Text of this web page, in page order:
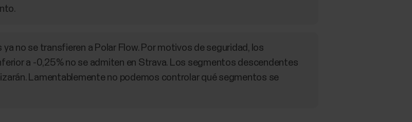
no se transfieren a Polar Flow. Por motivos de seguridad, los
a -0,25% no se admiten en Strava. Los segmentos descendentes
Lamentablemente no podemos controlar qué segmentos se